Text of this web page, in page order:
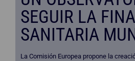
SEGUIR LA
SANITARIA
La Comisión Europea propone la